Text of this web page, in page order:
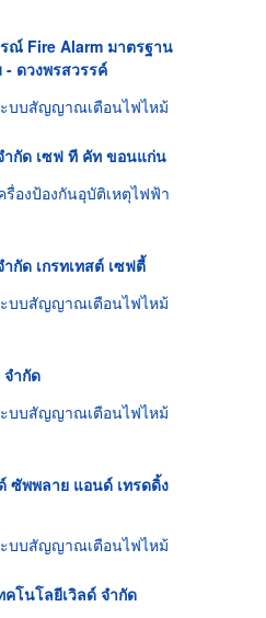
ณ์ Fire Alarm มาตรฐาน
- ดวงพรสวรรค์
บบสัญญาณเตือนไฟไหม้
กัด เซฟ ที คัท ขอนแก่น
รื่องป้องกันอุบัติเหตุไฟฟ้า
กัด เกรทเทสต์ เซฟตี้
บบสัญญาณเตือนไฟไหม้
ำกัด
บบสัญญาณเตือนไฟไหม้
ซัพพลาย แอนด์ เทรดดิ้ง
บบสัญญาณเตือนไฟไหม้
โนโลยีเวิลด์ จำกัด